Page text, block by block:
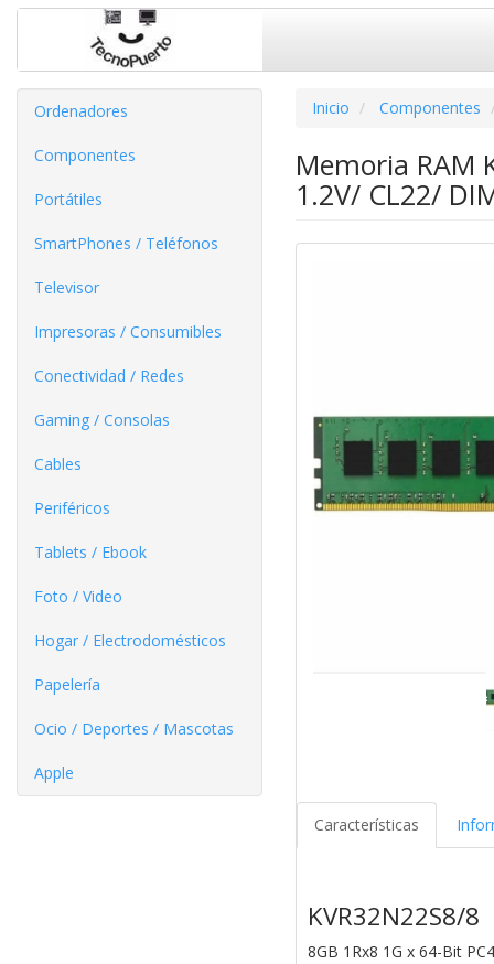
Ordenadores
Componentes
Portátiles
SmartPhones / Teléfonos
Televisor
Impresoras / Consumibles
Conectividad / Redes
Gaming / Consolas
Cables
Periféricos
Tablets / Ebook
Foto / Video
Hogar / Electrodomésticos
Papelería
Ocio / Deportes / Mascotas
Apple
Inicio Componentes
Memoria RAM
1.2V/ CL22/
Características
KVR32N22S8/8
8GB 1Rx8 1G x 64-Bit